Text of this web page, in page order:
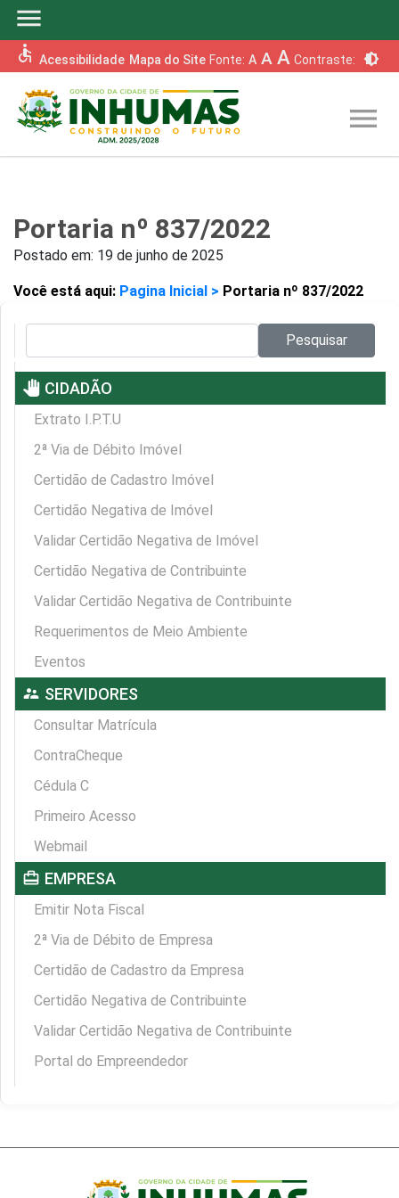
menu
accessible Acessibilidade Mapa do Site Fonte: A A A Contraste: brightness_6
menu
Portaria nº 837/2022
Postado em: 19 de junho de 2025
Você está aqui: Pagina Inicial > Portaria nº 837/2022
Pesquisar
pan_tool CIDADÃO
Extrato I.P.T.U
2ª Via de Débito Imóvel
Certidão de Cadastro Imóvel
Certidão Negativa de Imóvel
Validar Certidão Negativa de Imóvel
Certidão Negativa de Contribuinte
Validar Certidão Negativa de Contribuinte
Requerimentos de Meio Ambiente
Eventos
supervisor_account SERVIDORES
Consultar Matrícula
ContraCheque
Cédula C
Primeiro Acesso
Webmail
card_travel EMPRESA
Emitir Nota Fiscal
2ª Via de Débito de Empresa
Certidão de Cadastro da Empresa
Certidão Negativa de Contribuinte
Validar Certidão Negativa de Contribuinte
Portal do Empreendedor